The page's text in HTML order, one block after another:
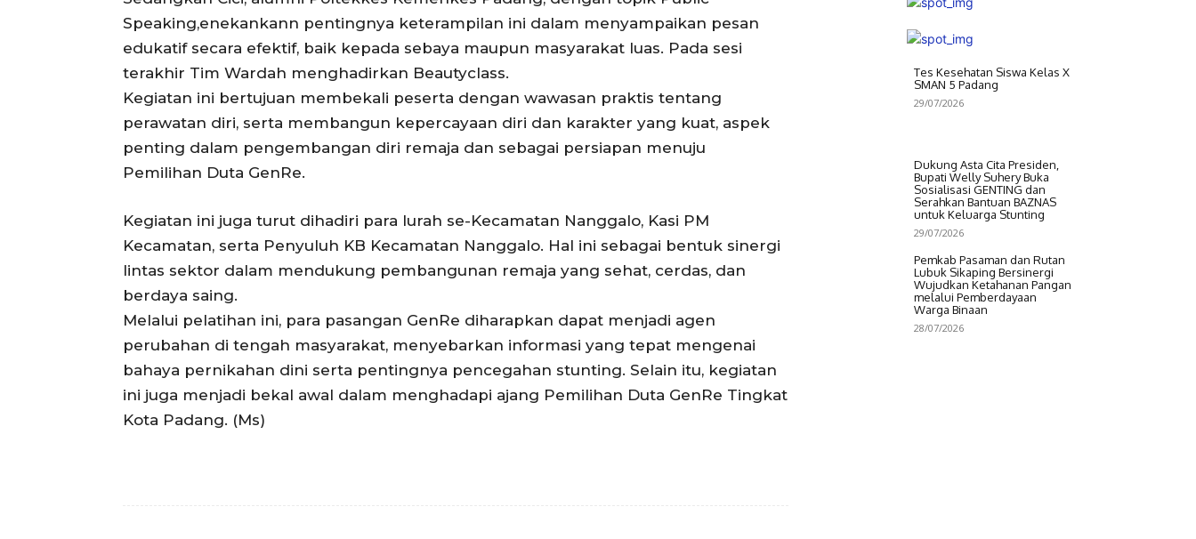
Speaking,enekankann pentingnya keterampilan ini dalam menyampaikan pesan
edukatif secara efektif, baik kepada sebaya maupun masyarakat luas. Pada sesi
terakhir Tim Wardah menghadirkan Beautyclass.
Kegiatan ini bertujuan membekali peserta dengan wawasan praktis tentang
perawatan diri, serta membangun kepercayaan diri dan karakter yang kuat, aspek
penting dalam pengembangan diri remaja dan sebagai persiapan menuju
Pemilihan Duta GenRe.
Kegiatan ini juga turut dihadiri para lurah se-Kecamatan Nanggalo, Kasi PM
Kecamatan, serta Penyuluh KB Kecamatan Nanggalo. Hal ini sebagai bentuk sinergi
lintas sektor dalam mendukung pembangunan remaja yang sehat, cerdas, dan
berdaya saing.
Melalui pelatihan ini, para pasangan GenRe diharapkan dapat menjadi agen
perubahan di tengah masyarakat, menyebarkan informasi yang tepat mengenai
bahaya pernikahan dini serta pentingnya pencegahan stunting. Selain itu, kegiatan
ini juga menjadi bekal awal dalam menghadapi ajang Pemilihan Duta GenRe Tingkat
Kota Padang. (Ms)
Tes Kesehatan Siswa Kelas X
SMAN 5 Padang
29/07/2026
Dukung Asta Cita Presiden,
Bupati Welly Suhery Buka
Sosialisasi GENTING dan
Serahkan Bantuan BAZNAS
untuk Keluarga Stunting
29/07/2026
Pemkab Pasaman dan Rutan
Lubuk Sikaping Bersinergi
Wujudkan Ketahanan Pangan
melalui Pemberdayaan
Warga Binaan
28/07/2026